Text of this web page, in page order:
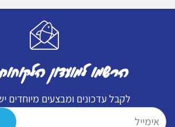
פילה
ק״ג)
הרשמו למועדון
לקבל עדכונים ומבצעים מיוחדים